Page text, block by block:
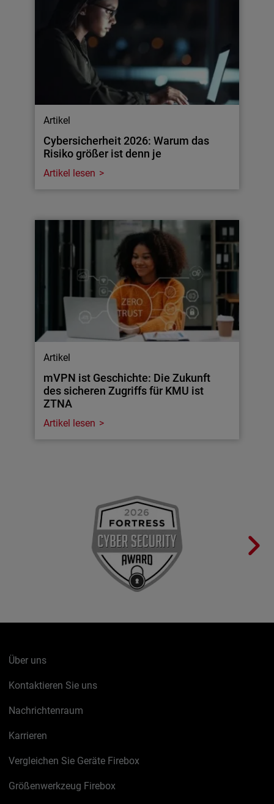
Artikel
Cybersicherheit 2026: Warum das
Risiko größer ist denn je
Artikel lesen
Artikel
mVPN ist Geschichte: Die Zukunft
des sicheren Zugriffs für KMU ist
ZTNA
Artikel lesen
Über uns
Kontaktieren Sie uns
Nachrichtenraum
Karrieren
Vergleichen Sie Geräte Firebox
Größenwerkzeug Firebox